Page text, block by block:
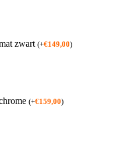
zwart (+€149,00)
(+€159,00)